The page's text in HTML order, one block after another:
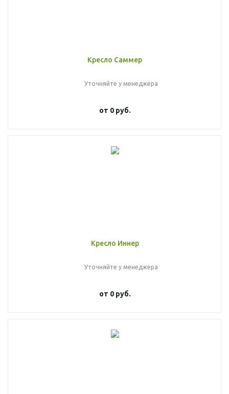
Кресло Саммер
Уточняйте у менеджера
от 0 руб.
Кресло Иннер
Уточняйте у менеджера
от 0 руб.